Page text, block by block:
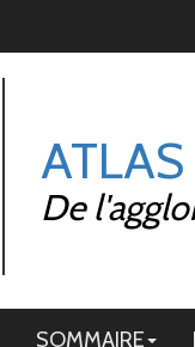
De
SOMMAIRE